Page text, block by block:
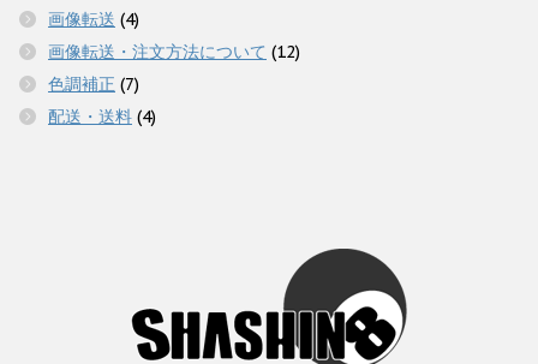
画像転送 (4)
画像転送・注文方法について (12)
色調補正 (7)
配送・送料 (4)